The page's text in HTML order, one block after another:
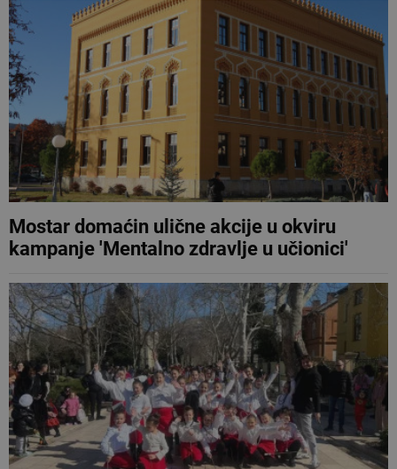
Mostar domaćin ulične akcije u okviru
kampanje 'Mentalno zdravlje u učionici'